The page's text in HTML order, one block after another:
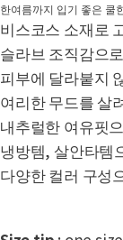
한여름까지 입기 좋은 쿨
비스코스 소재로
슬라브 조직감으
피부에 달라붙지
여리한 무드를 살
내추럴한 여유핏
냉방템, 살안타템
다양한 컬러 구성